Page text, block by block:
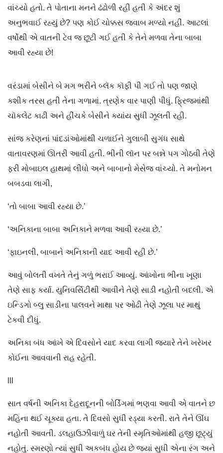
વાંચ્યો હતો. તે પોતાના મનને ઢંઢોળી રહી હતી કે અંદર શું
અનુભવાઈ રહ્યું છે? પણ કોઈ ચોક્કસ જવાબ મળ્યો નહીં. આટલાં
વર્ષોથી એ વાતની ટેવ જ છૂટી ગઈ હતી કે તેને મળવા તેના બાબા
આવી રહ્યા છે!
વરંડામાં બેસીને બે મગ ભરીને બ્લૅક કૉફી પી ગઈ તો પણ જાણે
કશીક તરસ હતી તેના ગળામાં. ત્રણેક વાર પાણી પીધું. ફ્રિજમાંથી
ચૉકલેટ કાઢી અને હીંચકે બેસીને ક્યાંય સુધી ઝૂલતી રહી.
સાંજ કરેણનાં પાંદડાંઓમાંથી ચળાઈને ગુલાબી સુગંધ સાથે
વાતાવરણમાં ઊતરી આવી હતી. ભીની લૉન પર બન્ને પગ ગોઠવી તેણે
ફરી મોબાઇલ હાથમાં લીધો અને બાબાનો મેસેજ વાંચ્યો. તે મનોમન
બબડવા લાગી,
‘તો બાબા આવી રહ્યા છે.’
‘અનિકાના બાબા અનિકાને મળવા આવી રહ્યા છે.’
‘ફાઇનલી, બાબાને અનિકાની યાદ આવી રહી છે.’
આવું બોલતી વખતે તેનું ગળું ભરાઈ આવ્યું. આંખોના ભીના ખૂણા
તેણે સાફ કર્યા. યુનિવર્સિટીથી આવીને તેણે સાડી નહોતી બદલી. એ
ઇન્ડિગો બ્લુ સાડીના પાલવને માથા પર ઓઢી તેણે ઝૂલા પર માથું
ટેકવી દીધું.
અનિકા બંધ આંખે એ દિવસોને યાદ કરવા લાગી જ્યારે તેને ખરેખર
કોઈના આવવાની રાહ રહેતી.
સાત વર્ષની અનિકા દેહરાદૂનની બોર્ડિંગમાં ભણવા આવી એ વાતને છ
મહિના થઈ ચૂક્યા હતા. તે દિવસો સુધી રડ્યા કરતી. રાતે તેને ઊંઘ
નહોતી આવતી. ડલહાઉઝીવાળું ઘર તેની સ્મૃતિઓમાંથી હજી છૂટ્યું
નહોતું. સ્મરણો ત્યાં સુધી અકબંધ હોય છે જ્યાં સુધી એના રંગ અને